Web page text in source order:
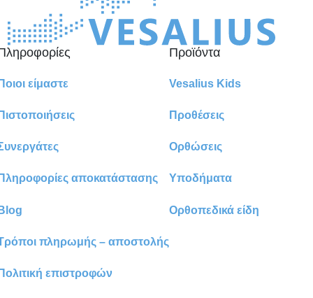
είμαστε
αποκατάστασης
πληρωμής – αποστολής
επιστροφών
Προϊόντα
Vesalius Kids
Προθέσεις
Ορθώσεις
Υποδήματα
Ορθοπεδικά είδη